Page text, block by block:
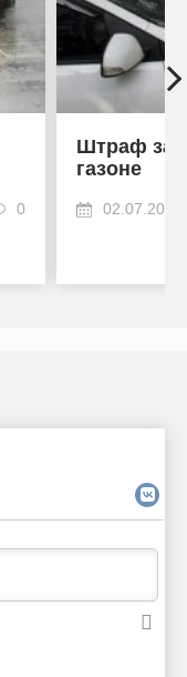
0
Штраф за
газоне
02.07.2025